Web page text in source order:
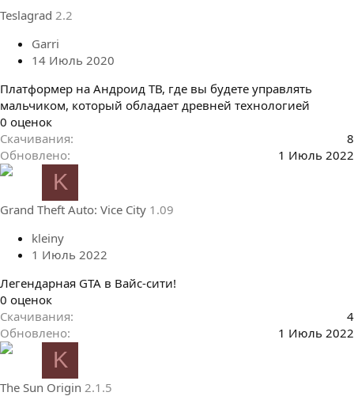
в
Teslagrad 2.2
Garri
14 Июль 2020
Платформер на Андроид ТВ, где вы будете управлять
мальчиком, который обладает древней технологией
0
.
0
0
в
0 оценок
Скачивания
8
Обновлено
1 Июль 2022
K
Grand Theft Auto: Vice City 1.09
kleiny
1 Июль 2022
Легендарная GTA в Вайс-сити!
0
.
0
0
в
0 оценок
Скачивания
4
Обновлено
1 Июль 2022
K
The Sun Origin 2.1.5